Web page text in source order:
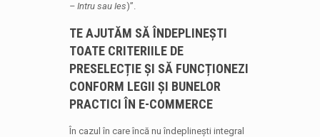
– Intru sau Ies)”.
TE AJUTĂM SĂ ÎNDEPLINEȘTI
TOATE CRITERIILE DE
PRESELECȚIE ȘI SĂ FUNCȚIONEZI
CONFORM LEGII ȘI BUNELOR
PRACTICI ÎN E-COMMERCE
În cazul în care încă nu îndeplinești integral